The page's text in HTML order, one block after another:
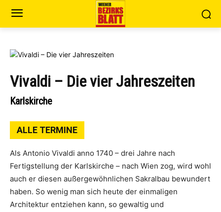
Vivaldi – Die vier Jahreszeiten
Karlskirche
ALLE TERMINE
Als Antonio Vivaldi anno 1740 – drei Jahre nach
Fertigstellung der Karlskirche – nach Wien zog, wird wohl
auch er diesen außergewöhnlichen Sakralbau bewundert
haben. So wenig man sich heute der einmaligen
Architektur entziehen kann, so gewaltig und